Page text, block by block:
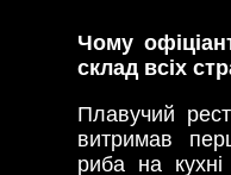
Чому
склад всіх
Плавучий
витримав
риба на